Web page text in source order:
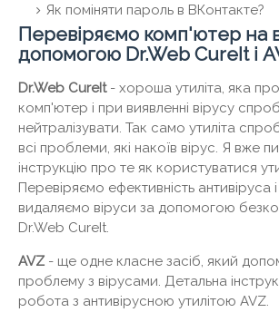
Як поміняти пароль в ВКонтакте?
Перевіряємо комп'ютер на
допомогою Dr.Web CureIt і
Dr.Web CureIt- хороша утиліта, яка
комп'ютер і при виявленні вірусу
нейтралізувати. Так само утиліта
всі проблеми, які накоїв вірус. Я вже
інструкцію про те як користуватися
Перевіряємо ефективність антивіруса
видаляємо віруси за допомогою
Dr.Web CureIt.
AVZ - ще одне класне засіб, який
проблему з вірусами. Детальна
робота з антивірусною утилітою AVZ.